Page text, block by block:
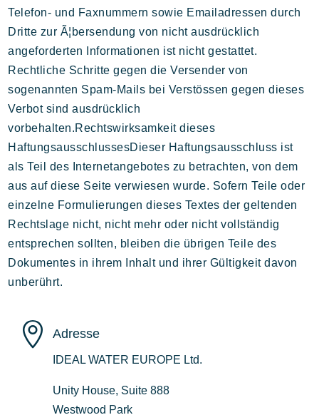
 Adresse
IDEAL WATER EUROPE Ltd.
Unity House, Suite 888
Westwood Park
Telefon- und Faxnummern sowie Emailadressen durch
Dritte zur Ã¦bersendung von nicht ausdrücklich
angeforderten Informationen ist nicht gestattet.
Rechtliche Schritte gegen die Versender von
sogenannten Spam-Mails bei Verstössen gegen dieses
Verbot sind ausdrücklich
vorbehalten.Rechtswirksamkeit dieses
HaftungsausschlussesDieser Haftungsausschluss ist
als Teil des Internetangebotes zu betrachten, von dem
aus auf diese Seite verwiesen wurde. Sofern Teile oder
einzelne Formulierungen dieses Textes der geltenden
Rechtslage nicht, nicht mehr oder nicht vollständig
entsprechen sollten, bleiben die übrigen Teile des
Dokumentes in ihrem Inhalt und ihrer Gültigkeit davon
unberührt.